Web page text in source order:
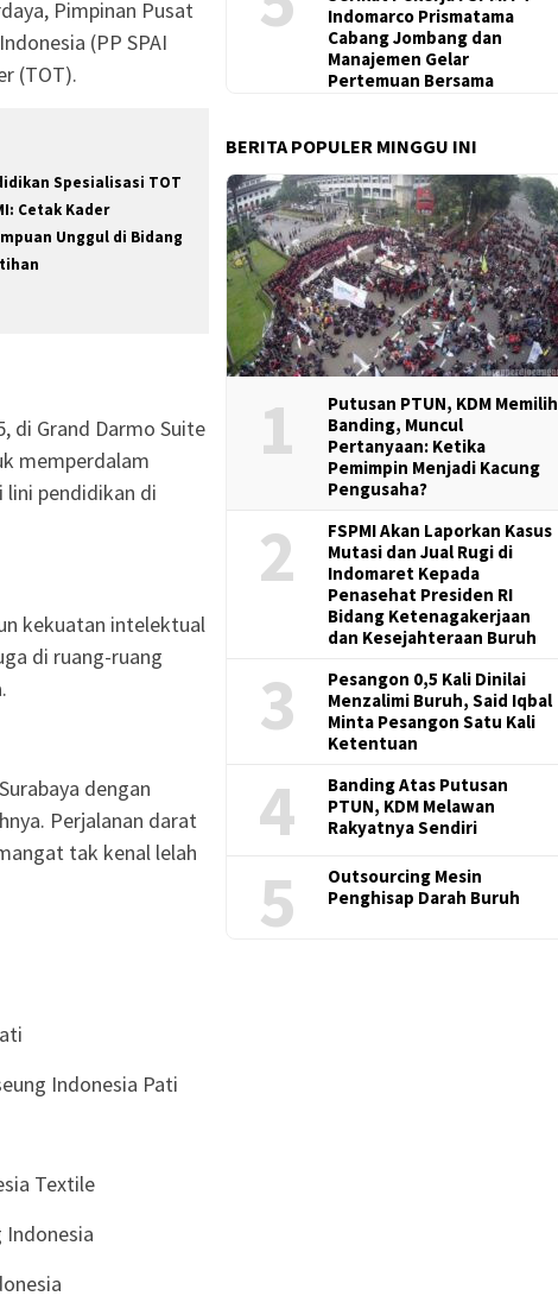
Pimpinan Pusat
(PP SPAI
(TOT).
Spesialisasi TOT
Cetak Kader
Unggul di Bidang
di Grand Darmo Suite
memperdalam
lini pendidikan di
kekuatan intelektual
di ruang-ruang
dengan
Perjalanan darat
tak kenal lelah
Indonesia Pati
Textile
Indonesia
Indomarco Prismatama
Cabang Jombang dan
Manajemen Gelar
Pertemuan Bersama
BERITA POPULER MINGGU INI
1
Putusan PTUN, KDM Memilih
Banding, Muncul
Pertanyaan: Ketika
Pemimpin Menjadi Kacung
Pengusaha?
2
FSPMI Akan Laporkan Kasus
Mutasi dan Jual Rugi di
Indomaret Kepada
Penasehat Presiden RI
Bidang Ketenagakerjaan
dan Kesejahteraan Buruh
3
Pesangon 0,5 Kali Dinilai
Menzalimi Buruh, Said Iqbal
Minta Pesangon Satu Kali
Ketentuan
4
Banding Atas Putusan
PTUN, KDM Melawan
Rakyatnya Sendiri
5
Outsourcing Mesin
Penghisap Darah Buruh